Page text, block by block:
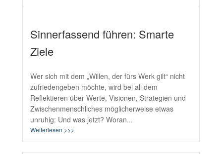
Sinnerfassend führen: Smarte
Ziele
Wer sich mit dem „Willen, der fürs Werk gilt“ nicht
zufriedengeben möchte, wird bei all dem
Reflektieren über Werte, Visionen, Strategien und
Zwischenmenschliches möglicherweise etwas
unruhig: Und was jetzt? Woran...
Weiterlesen >>>